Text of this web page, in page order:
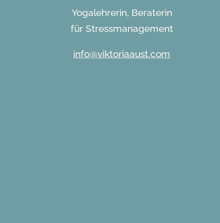
Yogalehrerin, Beraterin
für Stressmanagement
info@viktoriaaust.com